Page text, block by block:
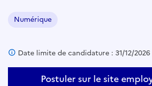
Domaine :
Numérique
Postuler sur le site
Date limite de candidature : 31/12/2026